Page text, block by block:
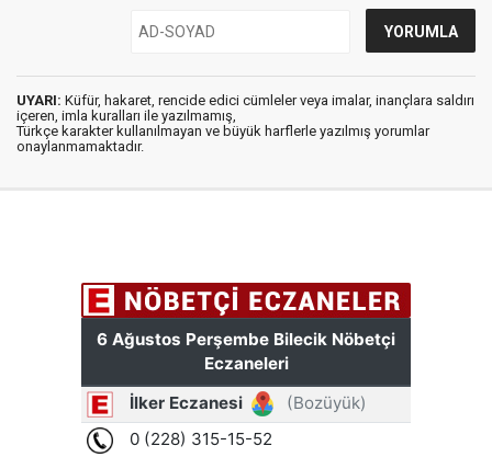
UYARI: Küfür, hakaret, rencide edici cümleler veya imalar, inançlara saldırı
içeren, imla kuralları ile yazılmamış,
Türkçe karakter kullanılmayan ve büyük harflerle yazılmış yorumlar
onaylanmamaktadır.